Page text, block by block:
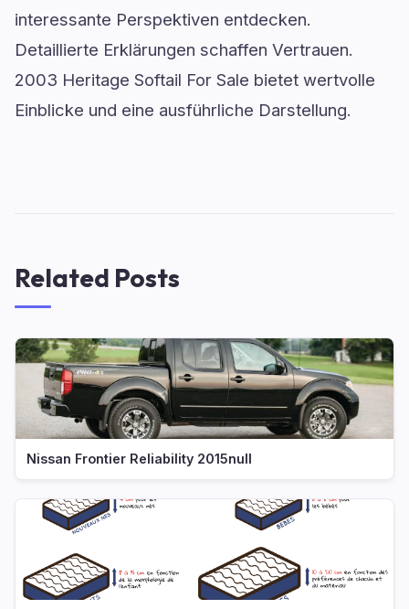
interessante Perspektiven entdecken.
Detaillierte Erklärungen schaffen Vertrauen.
2003 Heritage Softail For Sale bietet wertvolle
Einblicke und eine ausführliche Darstellung.
Related Posts
Nissan Frontier Reliability 2015null